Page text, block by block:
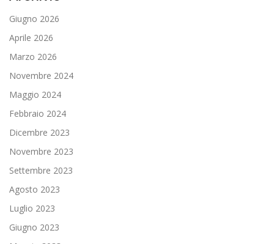
Giugno 2026
Aprile 2026
Marzo 2026
Novembre 2024
Maggio 2024
Febbraio 2024
Dicembre 2023
Novembre 2023
Settembre 2023
Agosto 2023
Luglio 2023
Giugno 2023